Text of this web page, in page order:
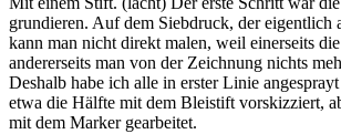
grundieren. Auf dem Siebdruck, der eigentlich
kann man nicht direkt malen, weil einerseits
andererseits man von der Zeichnung nichts
Deshalb habe ich alle in erster Linie
etwa die Hälfte mit dem Bleistift vorskizziert,
mit dem Marker gearbeitet.